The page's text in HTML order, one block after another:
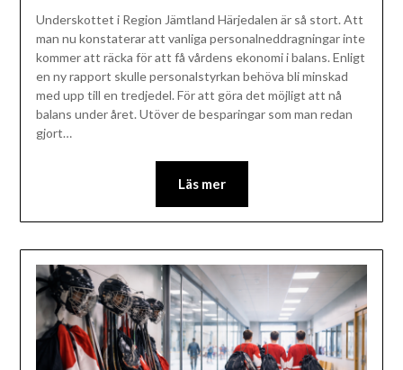
Underskottet i Region Jämtland Härjedalen är så stort. Att
man nu konstaterar att vanliga personalneddragningar inte
kommer att räcka för att få vårdens ekonomi i balans. Enligt
en ny rapport skulle personalstyrkan behöva bli minskad
med upp till en tredjedel. För att göra det möjligt att nå
balans under året. Utöver de besparingar som man redan
gjort…
Läs mer